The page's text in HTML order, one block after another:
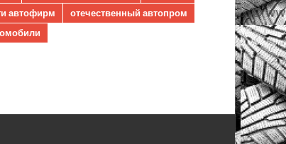
автофирм
отечественный автопром